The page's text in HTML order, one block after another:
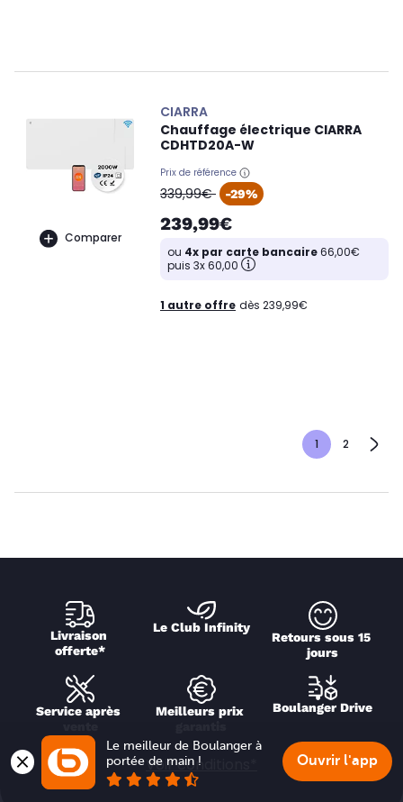
Comparer
CIARRA
Chauffage électrique CIARRA
CDHTD20A-W
Prix de référence
oldPrice
339,99€ -29%
239,99€
ou 4x par carte bancaire66,00€
puis 3x 60,00
1 autre offre dès 239,99€
1 2
Livraison
offerte*
Le Club Infinity
Retours sous 15
jours
Service après
Meilleurs prix
Boulanger Drive
Voir conditions*
Le meilleur de Boulanger à
portée de main !
Ouvrir l'app